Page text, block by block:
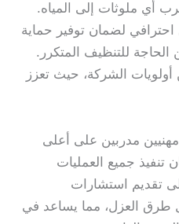
أي ملوثات إلى المياه.
لضمان توفير حماية
الحاجة للتنظيف المتكرر.
أولويات الشركة، حيث تعزز
مدربين على أعلى
جميع العمليات
تقديم استشارات
العزل، مما يساعد في